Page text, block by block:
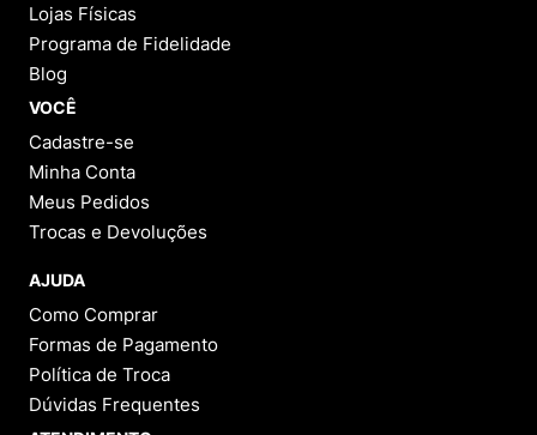
Lojas Físicas
Programa de Fidelidade
Blog
VOCÊ
Cadastre-se
Minha Conta
Meus Pedidos
Trocas e Devoluções
AJUDA
Como Comprar
Formas de Pagamento
Política de Troca
Dúvidas Frequentes